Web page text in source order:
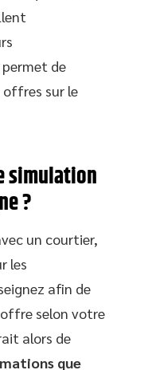
de
offres sur le
simulation
?
un courtier,
les
afin de
selon votre
alors de
que